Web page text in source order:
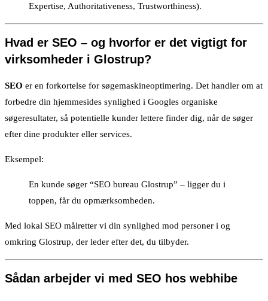
Expertise, Authoritativeness, Trustworthiness).
Hvad er SEO – og hvorfor er det vigtigt for
virksomheder i Glostrup?
SEO er en forkortelse for søgemaskineoptimering. Det handler om at
forbedre din hjemmesides synlighed i Googles organiske
søgeresultater, så potentielle kunder lettere finder dig, når de søger
efter dine produkter eller services.
Eksempel:
En kunde søger “SEO bureau Glostrup” – ligger du i
toppen, får du opmærksomheden.
Med lokal SEO målretter vi din synlighed mod personer i og
omkring Glostrup, der leder efter det, du tilbyder.
Sådan arbejder vi med SEO hos webhibe